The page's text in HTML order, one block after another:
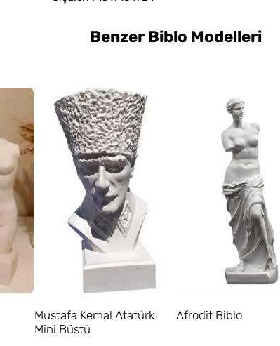
Benzer Biblo Modelleri
Mustafa Kemal Atatürk
Mini Büstü
Afrodit Biblo